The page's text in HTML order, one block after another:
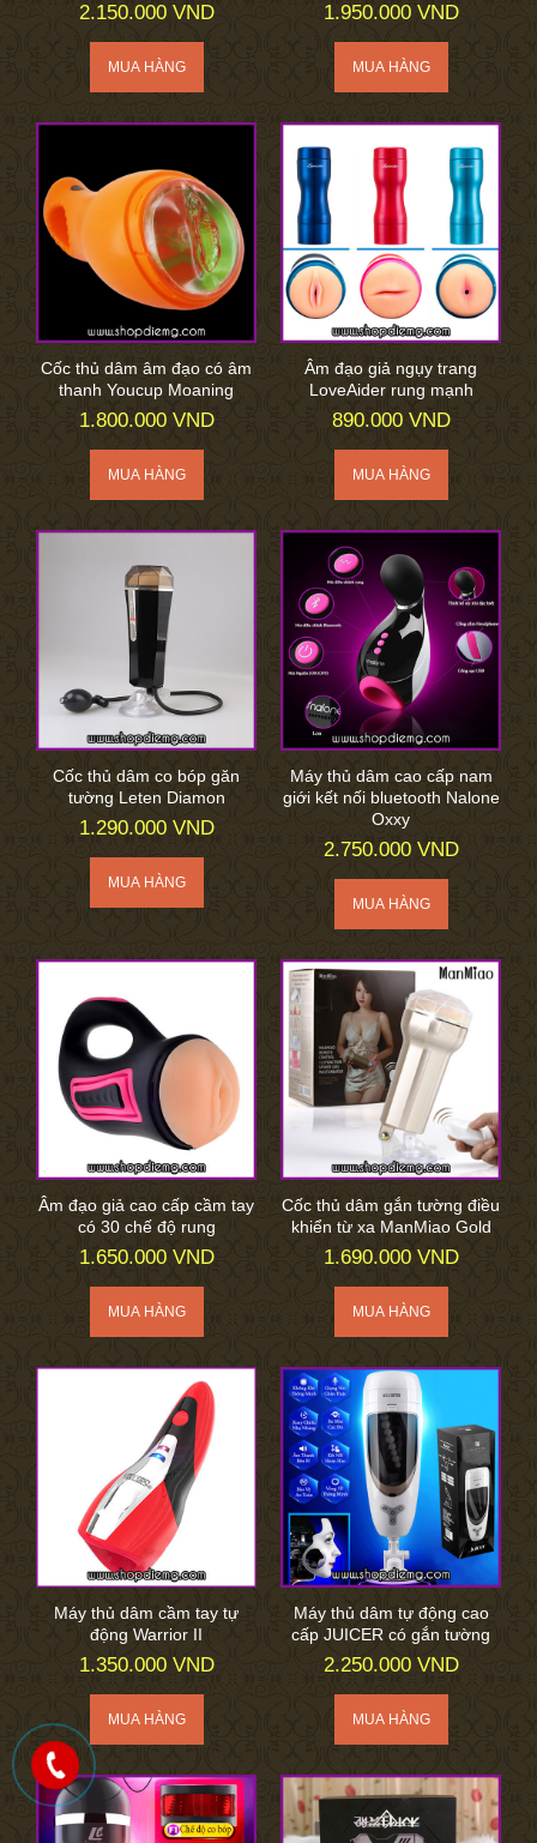
2.150.000 VND 1.950.000 VND
Cốc thủ dâm âm đạo có âm
thanh Youcup Moaning
1.800.000 VND
Âm đạo giả ngụy trang
LoveAider rung mạnh
890.000 VND
Cốc thủ dâm co bóp găn
tường Leten Diamon
1.290.000 VND
Máy thủ dâm cao cấp nam
giới kết nối bluetooth Nalone
Oxxy
2.750.000 VND
Âm đạo giả cao cấp cầm tay
có 30 chế độ rung
1.650.000 VND
Cốc thủ dâm gắn tường điều
khiển từ xa ManMiao Gold
1.690.000 VND
Máy thủ dâm cầm tay tự
động Warrior II
1.350.000 VND
Máy thủ dâm tự động cao
cấp JUICER có gắn tường
2.250.000 VND